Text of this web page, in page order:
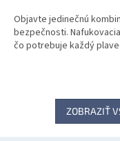
Objavte jedinečnú
bezpečnosti.
čo potrebuje každý
ZOBRAZIŤ